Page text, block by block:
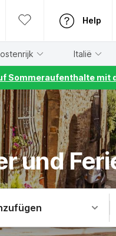
Help
Italië
Sommeraufenthalte mit
und